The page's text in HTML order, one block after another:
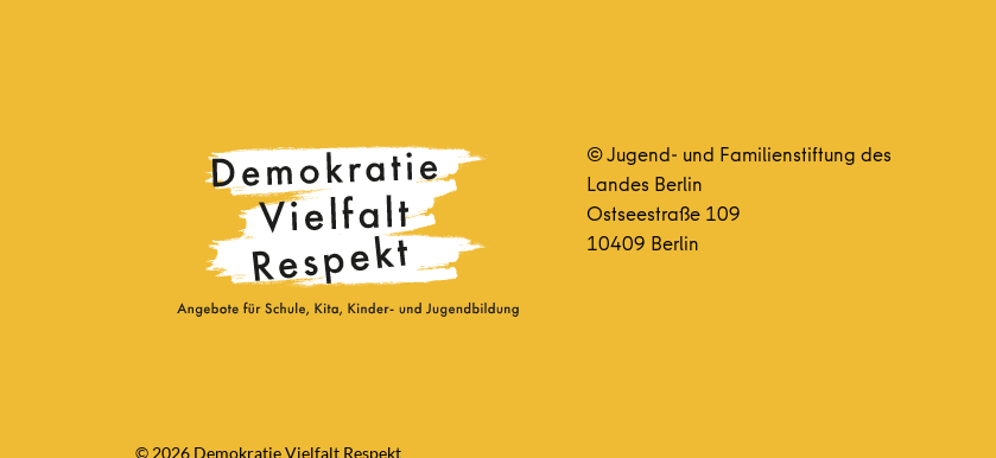
© Jugend- und Familienstiftung des
Landes Berlin
Ostseestraße 109
10409 Berlin
© 2026 Demokratie Vielfalt Respekt